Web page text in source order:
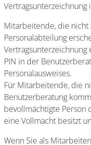
Vertragsunterzeichnung
Mitarbeitende, die nicht
Personalabteilung
PIN in der
Personalausweises.
Für Mitarbeitende, die
Benutzerberatung
bevollmächtigte Person
eine Vollmacht besitzt
Wenn Sie als